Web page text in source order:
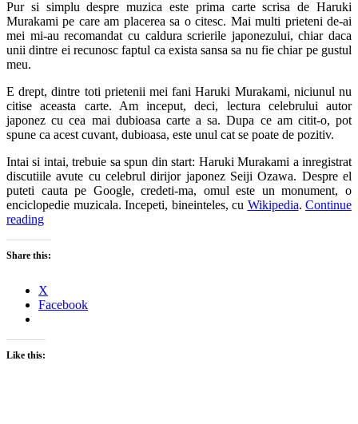
Pur si simplu despre muzica este prima carte scrisa de Haruki
Murakami pe care am placerea sa o citesc. Mai multi prieteni de-ai
mei mi-au recomandat cu caldura scrierile japonezului, chiar daca
unii dintre ei recunosc faptul ca exista sansa sa nu fie chiar pe gustul
meu.
E drept, dintre toti prietenii mei fani Haruki Murakami, niciunul nu
citise aceasta carte. Am inceput, deci, lectura celebrului autor
japonez cu cea mai dubioasa carte a sa. Dupa ce am citit-o, pot
spune ca acest cuvant, dubioasa, este unul cat se poate de pozitiv.
Intai si intai, trebuie sa spun din start: Haruki Murakami a inregistrat
discutiile avute cu celebrul dirijor japonez Seiji Ozawa. Despre el
puteti cauta pe Google, credeti-ma, omul este un monument, o
enciclopedie muzicala. Incepeti, bineinteles, cu Wikipedia. Continue
reading
Share this:
X
Facebook
Like this: